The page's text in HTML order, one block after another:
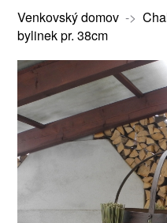
Venkovský domov->
bylinek pr. 38cm